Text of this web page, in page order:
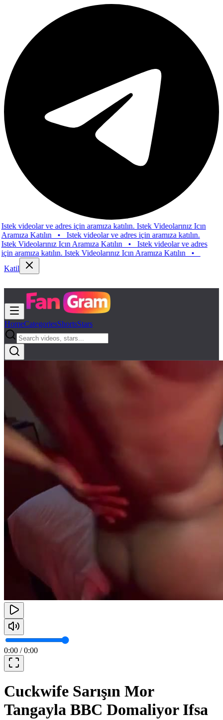
ve adres için aramıza katılın. Istek Videolarınız Icın
Katılın•Istek videolar ve adres için aramıza katılın.
Icın Aramıza Katılın•Istek videolar ve adres
katılın. Istek Videolarınız Icın Aramıza Katılın•
Katil
HomeCategoriesShortsStars
0:00 /0:00
Cuckwife Sarışın Mor
Tangayla BBC Domaliyor Ifsa